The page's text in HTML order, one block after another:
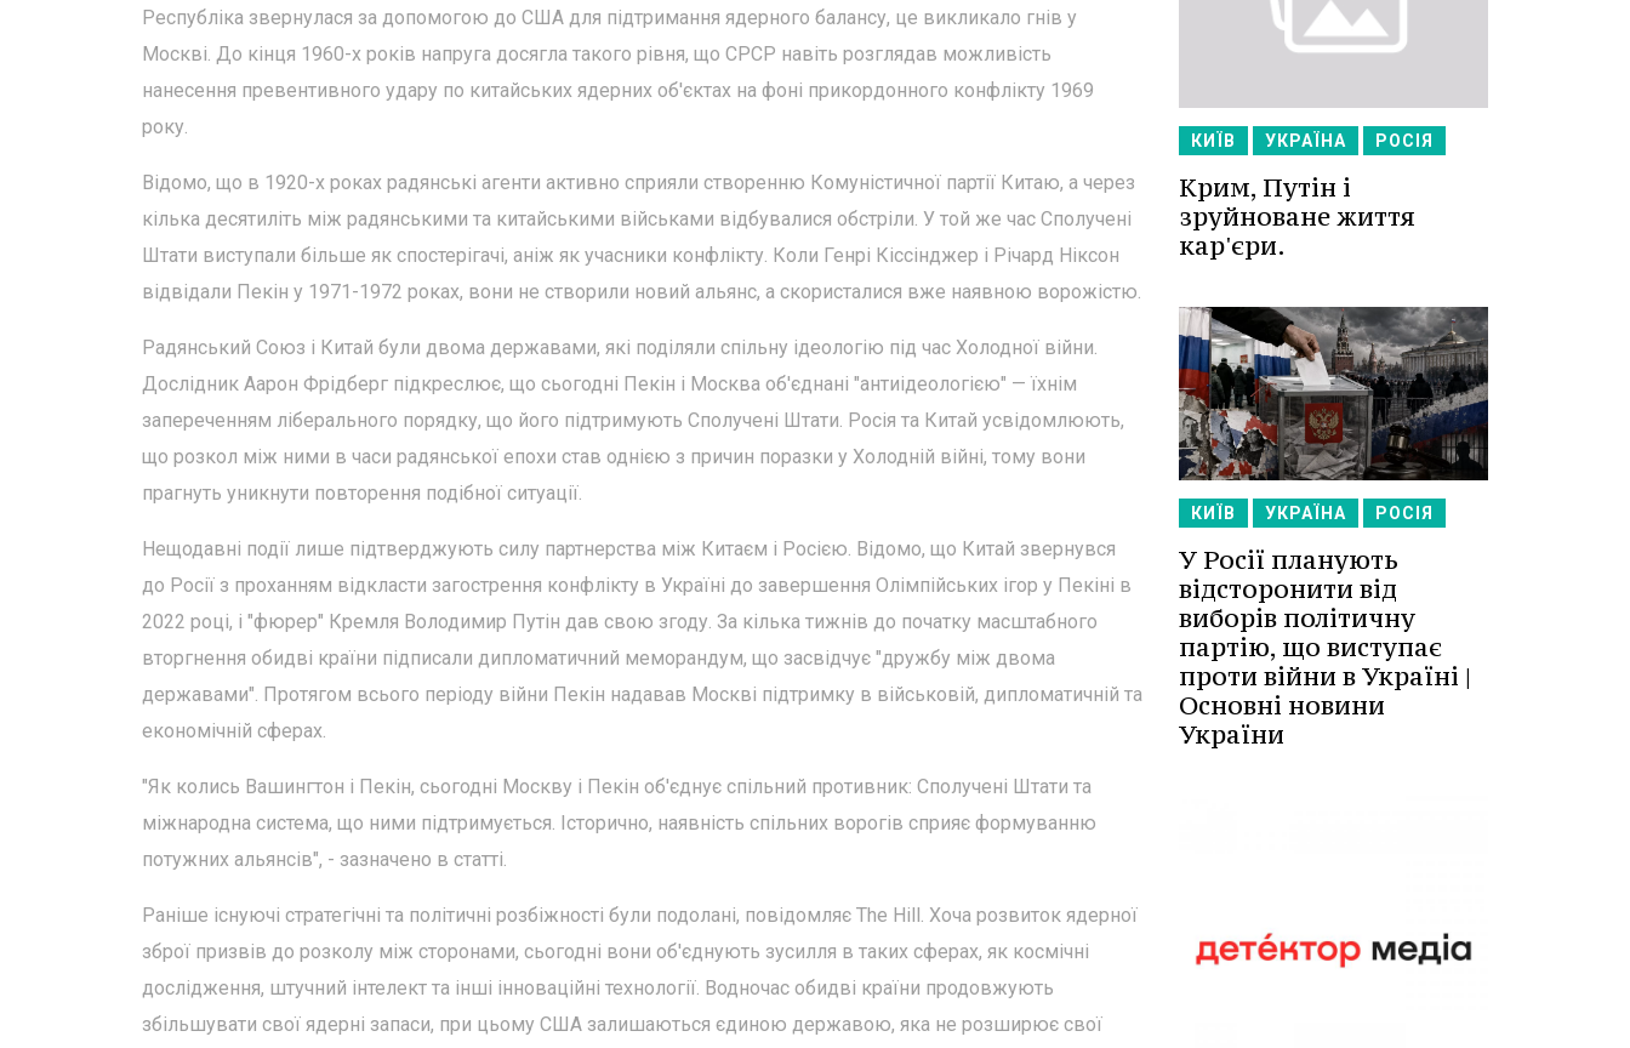
Республіка звернулася за допомогою до США для підтримання ядерного балансу, це викликало гнів у
Москві. До кінця 1960-х років напруга досягла такого рівня, що СРСР навіть розглядав можливість
нанесення превентивного удару по китайських ядерних об'єктах на фоні прикордонного конфлікту 1969
року.
Відомо, що в 1920-х роках радянські агенти активно сприяли створенню Комуністичної партії Китаю, а через
кілька десятиліть між радянськими та китайськими військами відбувалися обстріли. У той же час Сполучені
Штати виступали більше як спостерігачі, аніж як учасники конфлікту. Коли Генрі Кіссінджер і Річард Ніксон
відвідали Пекін у 1971-1972 роках, вони не створили новий альянс, а скористалися вже наявною ворожістю.
Радянський Союз і Китай були двома державами, які поділяли спільну ідеологію під час Холодної війни.
Дослідник Аарон Фрідберг підкреслює, що сьогодні Пекін і Москва об'єднані "антиідеологією" — їхнім
запереченням ліберального порядку, що його підтримують Сполучені Штати. Росія та Китай усвідомлюють,
що розкол між ними в часи радянської епохи став однією з причин поразки у Холодній війні, тому вони
прагнуть уникнути повторення подібної ситуації.
Нещодавні події лише підтверджують силу партнерства між Китаєм і Росією. Відомо, що Китай звернувся
до Росії з проханням відкласти загострення конфлікту в Україні до завершення Олімпійських ігор у Пекіні в
2022 році, і "фюрер" Кремля Володимир Путін дав свою згоду. За кілька тижнів до початку масштабного
вторгнення обидві країни підписали дипломатичний меморандум, що засвідчує "дружбу між двома
державами". Протягом всього періоду війни Пекін надавав Москві підтримку в військовій, дипломатичній та
економічній сферах.
"Як колись Вашингтон і Пекін, сьогодні Москву і Пекін об'єднує спільний противник: Сполучені Штати та
міжнародна система, що ними підтримується. Історично, наявність спільних ворогів сприяє формуванню
потужних альянсів", - зазначено в статті.
Раніше існуючі стратегічні та політичні розбіжності були подолані, повідомляє The Hill. Хоча розвиток ядерної
зброї призвів до розколу між сторонами, сьогодні вони об'єднують зусилля в таких сферах, як космічні
дослідження, штучний інтелект та інші інноваційні технології. Водночас обидві країни продовжують
збільшувати свої ядерні запаси, при цьому США залишаються єдиною державою, яка не розширює свої
КИЇВ УКРАЇНА РОСІЯ
Крим, Путін і
зруйноване життя
кар'єри.
КИЇВ УКРАЇНА РОСІЯ
У Росії планують
відсторонити від
виборів політичну
партію, що виступає
проти війни в Україні |
Основні новини
України